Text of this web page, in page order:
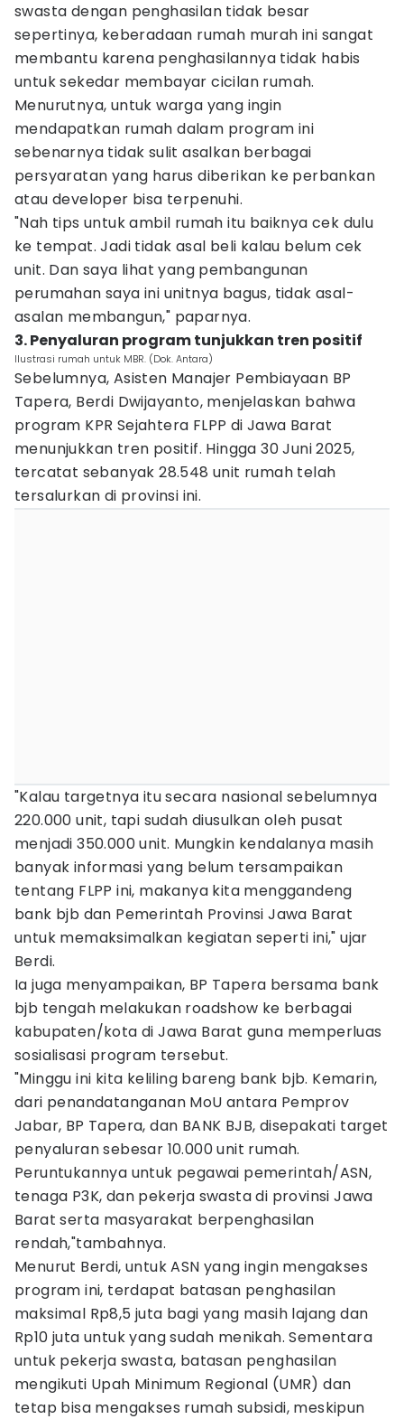
swasta dengan penghasilan tidak besar
sepertinya, keberadaan rumah murah ini sangat
membantu karena penghasilannya tidak habis
untuk sekedar membayar cicilan rumah.
Menurutnya, untuk warga yang ingin
mendapatkan rumah dalam program ini
sebenarnya tidak sulit asalkan berbagai
persyaratan yang harus diberikan ke perbankan
atau developer bisa terpenuhi.
"Nah tips untuk ambil rumah itu baiknya cek dulu
ke tempat. Jadi tidak asal beli kalau belum cek
unit. Dan saya lihat yang pembangunan
perumahan saya ini unitnya bagus, tidak asal-
asalan membangun," paparnya.
3. Penyaluran program tunjukkan tren positif
Ilustrasi rumah untuk MBR. (Dok. Antara)
Sebelumnya, Asisten Manajer Pembiayaan BP
Tapera, Berdi Dwijayanto, menjelaskan bahwa
program KPR Sejahtera FLPP di Jawa Barat
menunjukkan tren positif. Hingga 30 Juni 2025,
tercatat sebanyak 28.548 unit rumah telah
tersalurkan di provinsi ini.
"Kalau targetnya itu secara nasional sebelumnya
220.000 unit, tapi sudah diusulkan oleh pusat
menjadi 350.000 unit. Mungkin kendalanya masih
banyak informasi yang belum tersampaikan
tentang FLPP ini, makanya kita menggandeng
bank bjb dan Pemerintah Provinsi Jawa Barat
untuk memaksimalkan kegiatan seperti ini," ujar
Berdi.
Ia juga menyampaikan, BP Tapera bersama bank
bjb tengah melakukan roadshow ke berbagai
kabupaten/kota di Jawa Barat guna memperluas
sosialisasi program tersebut.
"Minggu ini kita keliling bareng bank bjb. Kemarin,
dari penandatanganan MoU antara Pemprov
Jabar, BP Tapera, dan BANK BJB, disepakati target
penyaluran sebesar 10.000 unit rumah.
Peruntukannya untuk pegawai pemerintah/ASN,
tenaga P3K, dan pekerja swasta di provinsi Jawa
Barat serta masyarakat berpenghasilan
rendah,"tambahnya.
Menurut Berdi, untuk ASN yang ingin mengakses
program ini, terdapat batasan penghasilan
maksimal Rp8,5 juta bagi yang masih lajang dan
Rp10 juta untuk yang sudah menikah. Sementara
untuk pekerja swasta, batasan penghasilan
mengikuti Upah Minimum Regional (UMR) dan
tetap bisa mengakses rumah subsidi, meskipun